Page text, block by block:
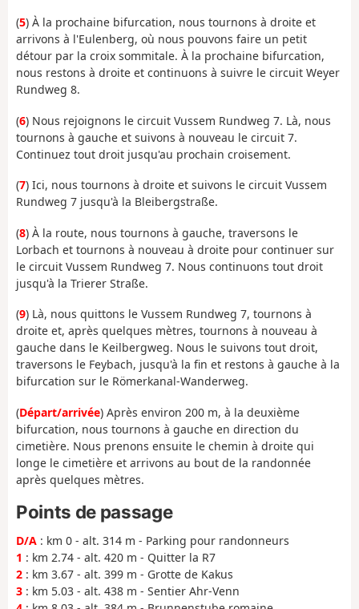
(5) À la prochaine bifurcation, nous tournons à droite et
arrivons à l'Eulenberg, où nous pouvons faire un petit
détour par la croix sommitale. À la prochaine bifurcation,
nous restons à droite et continuons à suivre le circuit Weyer
Rundweg 8.
(6) Nous rejoignons le circuit Vussem Rundweg 7. Là, nous
tournons à gauche et suivons à nouveau le circuit 7.
Continuez tout droit jusqu'au prochain croisement.
(7) Ici, nous tournons à droite et suivons le circuit Vussem
Rundweg 7 jusqu'à la Bleibergstraße.
(8) À la route, nous tournons à gauche, traversons le
Lorbach et tournons à nouveau à droite pour continuer sur
le circuit Vussem Rundweg 7. Nous continuons tout droit
jusqu'à la Trierer Straße.
(9) Là, nous quittons le Vussem Rundweg 7, tournons à
droite et, après quelques mètres, tournons à nouveau à
gauche dans le Keilbergweg. Nous le suivons tout droit,
traversons le Feybach, jusqu'à la fin et restons à gauche à la
bifurcation sur le Römerkanal-Wanderweg.
(Départ/arrivée) Après environ 200 m, à la deuxième
bifurcation, nous tournons à gauche en direction du
cimetière. Nous prenons ensuite le chemin à droite qui
longe le cimetière et arrivons au bout de la randonnée
après quelques mètres.
Points de passage
D/A : km 0 - alt. 314 m - Parking pour randonneurs
1 : km 2.74 - alt. 420 m - Quitter la R7
2 : km 3.67 - alt. 399 m - Grotte de Kakus
3 : km 5.03 - alt. 438 m - Sentier Ahr-Venn